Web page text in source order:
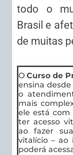
todo o
Brasil e
de muitas
OCurso de
ensina
o
mais
ele está com
ter acesso
ao fazer
vitalício – ao
poderá